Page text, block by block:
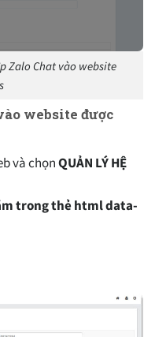
Zalo Chat vào website
website được
và chọnQUẢN LÝ HỆ
trong thẻ html data-